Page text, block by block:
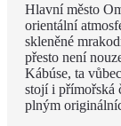
Hlavní město
orientální
skleněné
přesto není
Kábúse, ta
stojí i přímořská
plným